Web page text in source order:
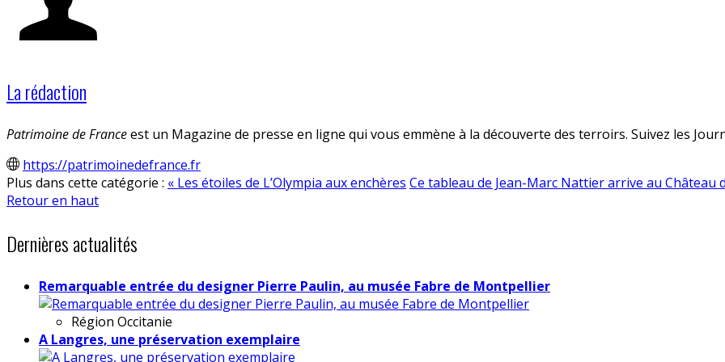
La rédaction
Patrimoine de Franceest un Magazine de presse en ligne qui vous emmène à la découverte des terroirs. Suivez les
https://patrimoinedefrance.fr
Plus dans cette catégorie : « Les étoiles de L’Olympia aux enchères Ce tableau de Jean-Marc Nattier arrive au Château
Retour en haut
Dernières actualités
Remarquable entrée du designer Pierre Paulin, au musée Fabre de Montpellier
Région Occitanie
A Langres, une préservation exemplaire